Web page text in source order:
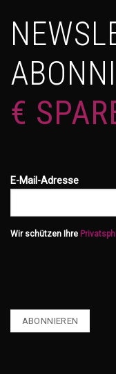
€
E-Mail-Adresse
Wir schützen Ihre